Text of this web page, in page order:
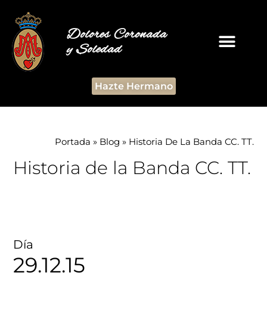
Dolores Coronada
y Soledad
Hazte Hermano
Portada » Blog » Historia De La Banda CC. TT.
Historia de la Banda CC. TT.
Día
29.12.15